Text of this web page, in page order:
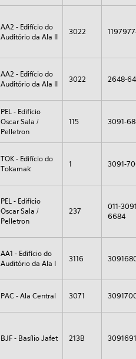
AA2 - Edifício do
Auditório da Ala II
3022
AA2 - Edifício do
Auditório da Ala II
3022 2648-
PEL - Edifício
Oscar Sala /
Pelletron
115 3091-
TOK - Edifício do
Tokamak
1 3091-
PEL - Edifício
Oscar Sala /
Pelletron
237
011-
6684
AA1 - Edifício do
Auditório da Ala I
3116
PAC - Ala Central 3071
BJF - Basílio Jafet 213B